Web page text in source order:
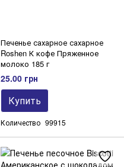
Печенье сахарное сахарное
Roshen К кофе Пряженное
молоко 185 г
25.00 грн
Купить
Количество 99915